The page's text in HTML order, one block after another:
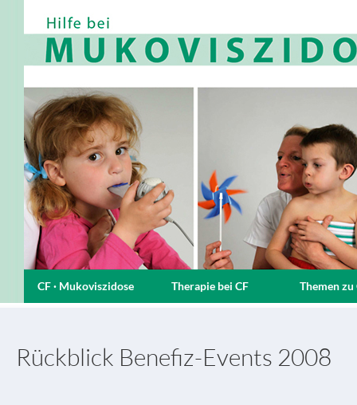
CF · Mukoviszidose Therapie bei CF Themen zu
Rückblick Benefiz-Events 2008